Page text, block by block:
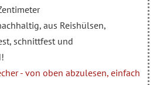
aus Reishülsen,
schnittfest und
- von oben abzulesen, einfach